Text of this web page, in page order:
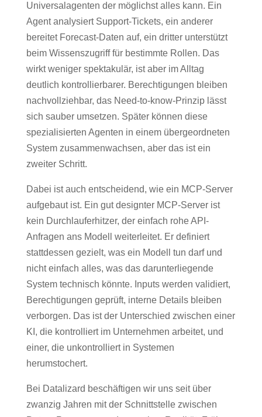
Universalagenten der möglichst alles kann. Ein
Agent analysiert Support-Tickets, ein anderer
bereitet Forecast-Daten auf, ein dritter unterstützt
beim Wissenszugriff für bestimmte Rollen. Das
wirkt weniger spektakulär, ist aber im Alltag
deutlich kontrollierbarer. Berechtigungen bleiben
nachvollziehbar, das Need-to-know-Prinzip lässt
sich sauber umsetzen. Später können diese
spezialisierten Agenten in einem übergeordneten
System zusammenwachsen, aber das ist ein
zweiter Schritt.
Dabei ist auch entscheidend, wie ein MCP-Server
aufgebaut ist. Ein gut designter MCP-Server ist
kein Durchlauferhitzer, der einfach rohe API-
Anfragen ans Modell weiterleitet. Er definiert
stattdessen gezielt, was ein Modell tun darf und
nicht einfach alles, was das darunterliegende
System technisch könnte. Inputs werden validiert,
Berechtigungen geprüft, interne Details bleiben
verborgen. Das ist der Unterschied zwischen einer
KI, die kontrolliert im Unternehmen arbeitet, und
einer, die unkontrolliert in Systemen
herumstochert.
Bei Datalizard beschäftigen wir uns seit über
zwanzig Jahren mit der Schnittstelle zwischen